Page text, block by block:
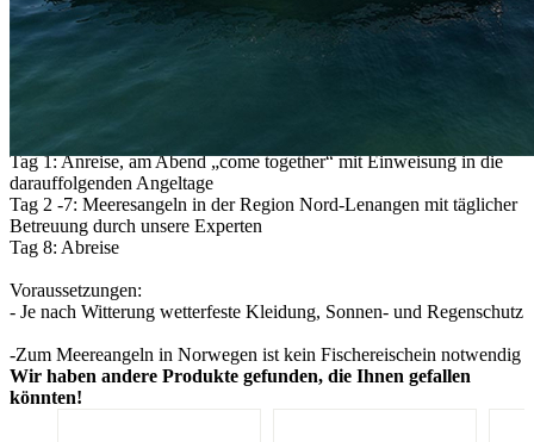
Für die benötigte Ausrüstung erhalten Sie eine Checkliste, die Tim
Jaschke selbst zusammengestellt hat. Gerne senden wir Ihnen die
Checkliste auch vorab.
Wir empfehlen den Abschluss einer Reiserücktrittsversicherung.
Ablauf:
Tag 1: Anreise, am Abend „come together“ mit Einweisung in die
darauffolgenden Angeltage
Tag 2 -7: Meeresangeln in der Region Nord-Lenangen mit täglicher
Betreuung durch unsere Experten
Tag 8: Abreise
Voraussetzungen:
- Je nach Witterung wetterfeste Kleidung, Sonnen- und Regenschutz
-Zum Meereangeln in Norwegen ist kein Fischereischein notwendig
Wir haben andere Produkte gefunden, die Ihnen gefallen
könnten!